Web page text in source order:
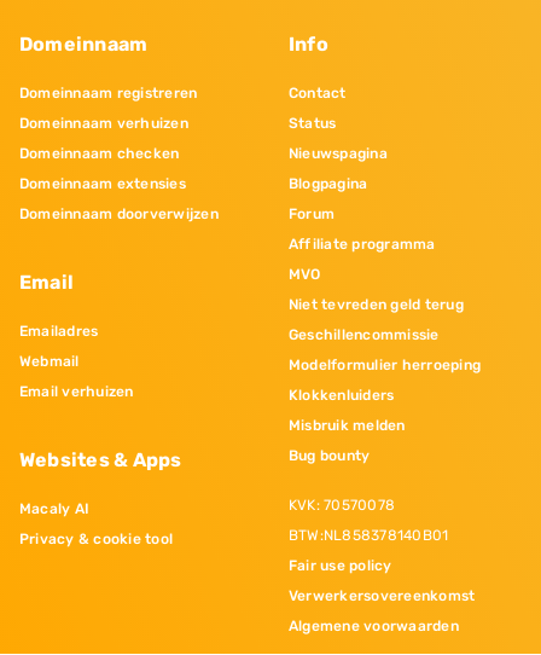
Domeinnaam
Domeinnaam registreren
Domeinnaam verhuizen
Domeinnaam checken
Domeinnaam extensies
Domeinnaam doorverwijzen
Email
Emailadres
Webmail
Email verhuizen
Websites & Apps
Macaly AI
Privacy & cookie tool
Info
Contact
Status
Nieuwspagina
Blogpagina
Forum
Affiliate programma
MVO
Niet tevreden geld terug
Geschillencommissie
Modelformulier herroeping
Klokkenluiders
Misbruik melden
Bug bounty
KVK: 70570078
BTW:NL858378140B01
Fair use policy
Verwerkersovereenkomst
Algemene voorwaarden